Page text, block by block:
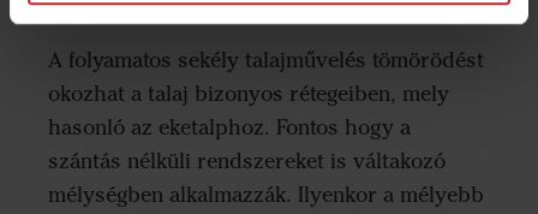
A folyamatos sekély talajművelés tömörödést
okozhat a talaj bizonyos rétegeiben, mely
hasonló az eketalphoz. Fontos hogy a
szántás nélküli rendszereket is váltakozó
mélységben alkalmazzák. Ilyenkor a mélyebb